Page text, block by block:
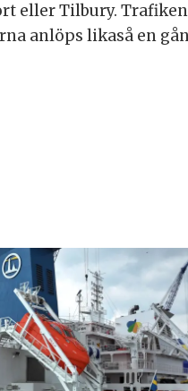
eller Tilbury.
anlöps likaså en